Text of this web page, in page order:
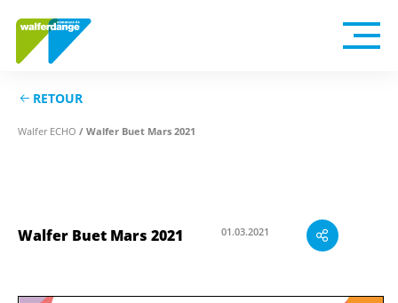
RETOUR
Walfer ECHO / Walfer Buet Mars 2021
Walfer Buet Mars 2021 01.03.2021